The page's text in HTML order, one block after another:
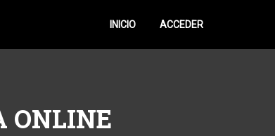
INICIO ACCEDER
ONLINE